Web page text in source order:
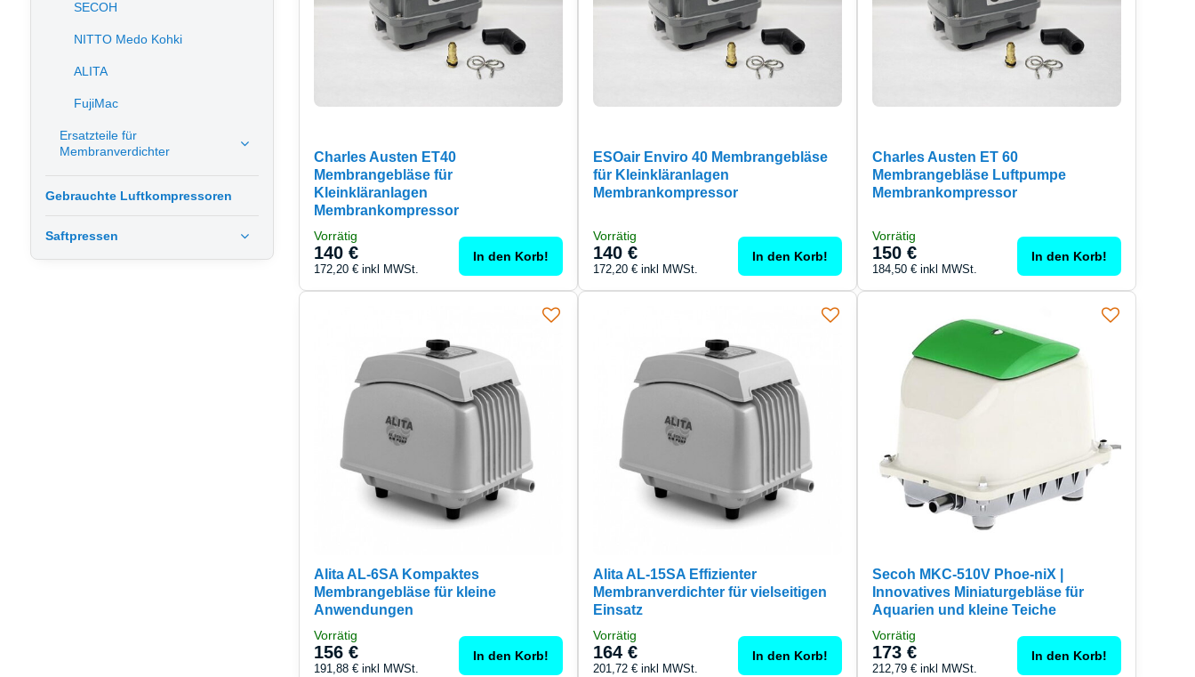
Charles Austen ET40
Membrangebläse für
Kleinkläranlagen
Membrankompressor
Vorrätig
140 €
172,20 €inkl MWSt.
In den Korb!
ESOair Enviro 40 Membrangebläse
für Kleinkläranlagen
Membrankompressor
Vorrätig
140 €
172,20 €inkl MWSt.
In den Korb!
Charles Austen ET 60
Membrangebläse Luftpumpe
Membrankompressor
Vorrätig
150 €
184,50 €inkl MWSt.
In den Korb!
Alita AL-6SA Kompaktes
Membrangebläse für kleine
Anwendungen
Vorrätig
156 €
191,88 €inkl MWSt.
In den Korb!
Alita AL-15SA Effizienter
Membranverdichter für vielseitigen
Einsatz
Vorrätig
164 €
201,72 €inkl MWSt.
In den Korb!
Secoh MKC-510V Phoe-niX |
Innovatives Miniaturgebläse für
Aquarien und kleine Teiche
Vorrätig
173 €
212,79 €inkl MWSt.
In den Korb!
SECOH
NITTO Medo Kohki
ALITA
FujiMac
Ersatzteile für
Membranverdichter
Gebrauchte Luftkompressoren
Saftpressen